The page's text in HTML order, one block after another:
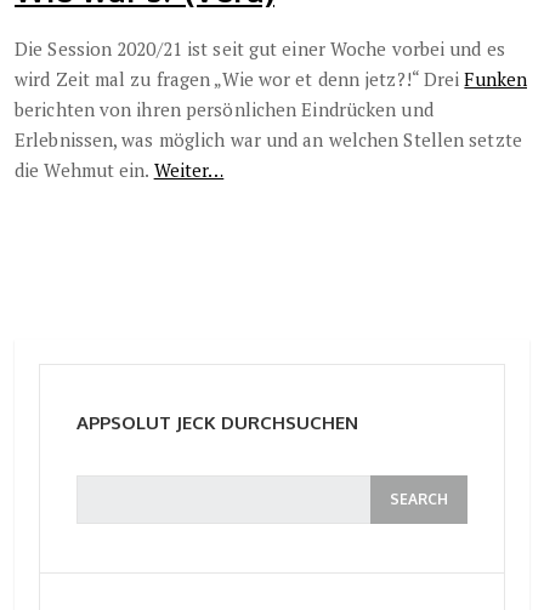
Die Session 2020/21 ist seit gut einer Woche vorbei und es
wird Zeit mal zu fragen „Wie wor et denn jetz?!“ DreiFunken
berichten von ihren persönlichen Eindrücken und
Erlebnissen, was möglich war und an welchen Stellen setzte
die Wehmut ein. Weiter…
APPSOLUT JECK DURCHSUCHEN